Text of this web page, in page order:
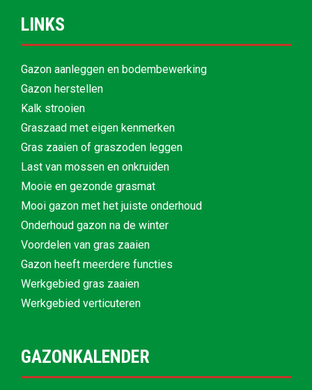
LINKS
Gazon aanleggen en bodembewerking
Gazon herstellen
Kalk strooien
Graszaad met eigen kenmerken
Gras zaaien of graszoden leggen
Last van mossen en onkruiden
Mooie en gezonde grasmat
Mooi gazon met het juiste onderhoud
Onderhoud gazon na de winter
Voordelen van gras zaaien
Gazon heeft meerdere functies
Werkgebied gras zaaien
Werkgebied verticuteren
GAZONKALENDER